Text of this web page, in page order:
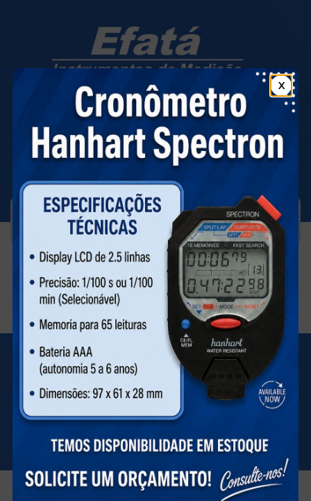
X
(11) 98415-4482
(11) 2681-8299
(11) 2685-2614
vendas@efatainstrumentos.com.br
Menu
O QUE FAZEMOS